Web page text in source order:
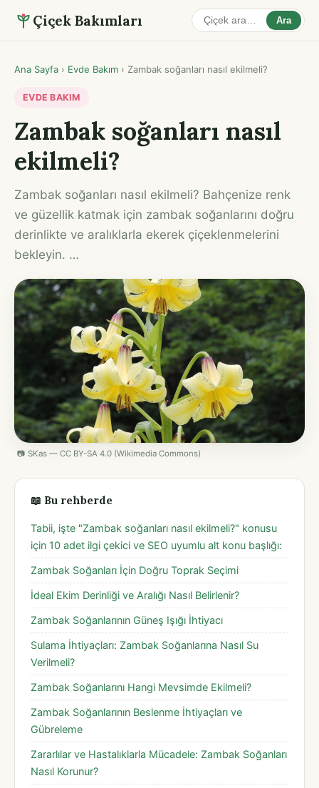
Çiçek Bakımları Ara
Ana Sayfa › Evde Bakım › Zambak soğanları nasıl ekilmeli?
EVDE BAKIM
Zambak soğanları nasıl
ekilmeli?
Zambak soğanları nasıl ekilmeli? Bahçenize renk
ve güzellik katmak için zambak soğanlarını doğru
derinlikte ve aralıklarla ekerek çiçeklenmelerini
bekleyin. …
📷 SKas — CC BY-SA 4.0 (Wikimedia Commons)
📖 Bu rehberde
Tabii, işte "Zambak soğanları nasıl ekilmeli?" konusu
için 10 adet ilgi çekici ve SEO uyumlu alt konu başlığı:
Zambak Soğanları İçin Doğru Toprak Seçimi
İdeal Ekim Derinliği ve Aralığı Nasıl Belirlenir?
Zambak Soğanlarının Güneş Işığı İhtiyacı
Sulama İhtiyaçları: Zambak Soğanlarına Nasıl Su
Verilmeli?
Zambak Soğanlarını Hangi Mevsimde Ekilmeli?
Zambak Soğanlarının Beslenme İhtiyaçları ve
Gübreleme
Zararlılar ve Hastalıklarla Mücadele: Zambak Soğanları
Nasıl Korunur?